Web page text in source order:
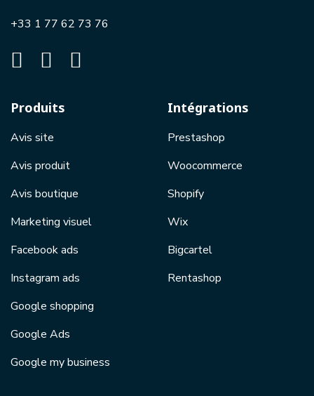
+33 1 77 62 73 76
Produits
Avis site
Avis produit
Avis boutique
Marketing visuel
Facebook ads
Instagram ads
Google shopping
Google Ads
Google my business
Intégrations
Prestashop
Woocommerce
Shopify
Wix
Bigcartel
Rentashop